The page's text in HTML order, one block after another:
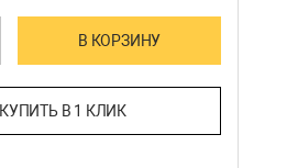
В КОРЗИНУ
КУПИТЬ В 1 КЛИК